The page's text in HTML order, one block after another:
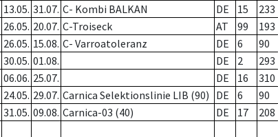
13.05. 31.07. C- Kombi BALKAN DE 15 233
26.05. 20.07. C-Troiseck AT 99 193
26.05. 15.08. C- Varroatoleranz DE 6 90
30.05. 01.08. DE 2 293
06.06. 25.07. DE 16 310
24.05. 29.07. Carnica Selektionslinie LIB (90) DE 6 90
31.05. 09.08. Carnica-03 (40) DE 17 208